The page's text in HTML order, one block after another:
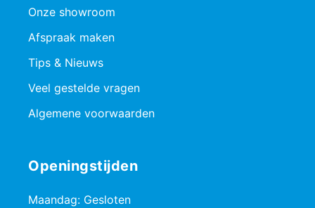
Onze showroom
Afspraak maken
Tips & Nieuws
Veel gestelde vragen
Algemene voorwaarden
Openingstijden
Maandag: Gesloten